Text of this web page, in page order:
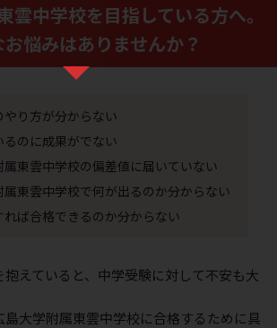
雲中学校を⽬指している⽅へ。
お悩みはありませんか？
やり⽅が分からない
るのに成果がでない
属東雲中学校の偏差値に届いていない
属東雲中学校で何が出るのか分からない
ば合格できるのか分からない
抱えていると、中学受験に対して不安も⼤
島大学附属東雲中学校に合格するために具